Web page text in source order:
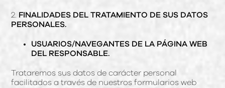
2. FINALIDADES DEL TRATAMIENTO DE SUS DATOS
PERSONALES.
USUARIOS/NAVEGANTES DE LA PÁGINA WEB
DEL RESPONSABLE.
Trataremos sus datos de carácter personal
facilitados a través de nuestros formularios web